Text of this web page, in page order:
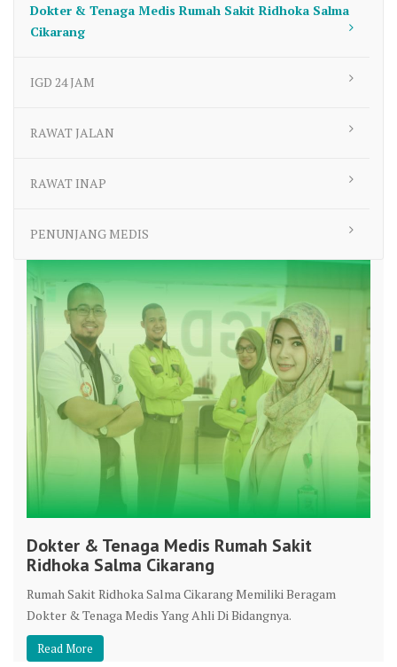
Dokter & Tenaga Medis Rumah Sakit Ridhoka Salma
Cikarang
IGD 24 JAM
RAWAT JALAN
RAWAT INAP
PENUNJANG MEDIS
Dokter & Tenaga Medis Rumah Sakit
Ridhoka Salma Cikarang
Rumah Sakit Ridhoka Salma Cikarang Memiliki Beragam
Dokter & Tenaga Medis Yang Ahli Di Bidangnya.
Read More